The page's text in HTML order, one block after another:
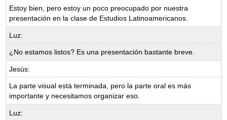
Estoy bien, pero estoy un poco preocupado por nuestra
presentación en la clase de Estudios Latinoamericanos.
Luz:
¿No estamos listos? Es una presentación bastante breve.
Jesús:
La parte visual está terminada, pero la parte oral es más
importante y necesitamos organizar eso.
Luz: